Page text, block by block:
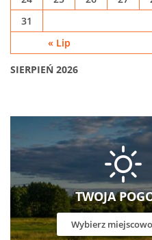
SIERPIEŃ 2026
« Lip
31
TWOJA
Wybierz